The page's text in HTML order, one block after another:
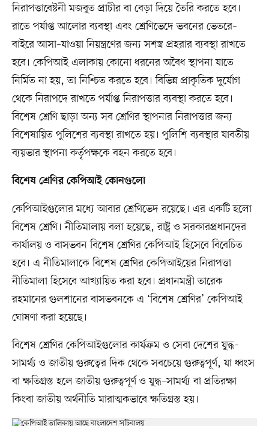
নিরাপত্তাবেষ্টনী মজবুত প্রাচীর বা বেড়া দিয়ে তৈরি করতে হবে।
রাতে পর্যাপ্ত আলোর ব্যবস্থা এবং শ্রেণিভেদে ভবনের ভেতরে–
বাইরে আসা–যাওয়া নিয়ন্ত্রণের জন্য সশস্ত্র প্রহরার ব্যবস্থা রাখতে
হবে। কেপিআই এলাকায় কোনো ধরনের অবৈধ স্থাপনা যাতে
নির্মিত না হয়, তা নিশ্চিত করতে হবে। বিভিন্ন প্রাকৃতিক দুর্যোগ
থেকে নিরাপদে রাখতে পর্যাপ্ত নিরাপত্তার ব্যবস্থা করতে হবে।
বিশেষ শ্রেণি ছাড়া অন্য সব শ্রেণির স্থাপনার নিরাপত্তার জন্য
বিশেষায়িত পুলিশের ব্যবস্থা রাখতে হয়। পুলিশি ব্যবস্থার যাবতীয়
ব্যয়ভার স্থাপনা কর্তৃপক্ষকে বহন করতে হবে।
বিশেষ শ্রেণির কেপিআই কোনগুলো
কেপিআইগুলোর মধ্যে আবার শ্রেণিভেদ রয়েছে। এর একটি হলো
বিশেষ শ্রেণি। নীতিমালায় বলা হয়েছে, রাষ্ট্র ও সরকারপ্রধানদের
কার্যালয় ও বাসভবন বিশেষ শ্রেণির কেপিআই হিসেবে বিবেচিত
হবে। এ নীতিমালাকে বিশেষ শ্রেণির কেপিআইয়ের নিরাপত্তা
নীতিমালা হিসেবে আখ্যায়িত করা হবে। প্রধানমন্ত্রী তারেক
রহমানের গুলশানের বাসভবনকে এ ‘বিশেষ শ্রেণির’ কেপিআই
ঘোষণা করা হয়েছে।
বিশেষ শ্রেণির কেপিআইগুলোর কার্যক্রম ও সেবা দেশের যুদ্ধ–
সামর্থ্য ও জাতীয় গুরুত্বের দিক থেকে সবচেয়ে গুরুত্বপূর্ণ, যা ধ্বংস
বা ক্ষতিগ্রস্ত হলে জাতীয় গুরুত্বপূর্ণ ও যুদ্ধ–সামর্থ্য বা প্রতিরক্ষা
কিংবা জাতীয় অর্থনীতি মারাত্মকভাবে ক্ষতিগ্রস্ত হয়।